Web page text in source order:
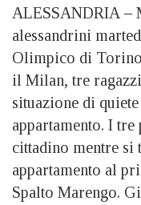
ALESSANDRIA–
alessandrini
Olimpico di
il Milan, tre
situazione di
appartamento. I
cittadino mentre si
appartamento al
Spalto Marengo.